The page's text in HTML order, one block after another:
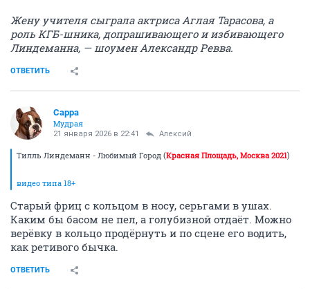
Жену учителя сыграла актриса Аглая Тарасова, а
роль КГБ-шника, допрашивающего и избивающего
Линдеманна, — шоумен Александр Ревва.
ОТВЕТИТЬ
Сарра
Мудрая
21 января 2026 в 22:41 Алексий
Тилль Линдеманн - Любимый Город (Красная Площадь, Москва 2021)
видео типа 18+
Старый фриц с кольцом в носу, серьгами в ушах.
Каким бы басом не пел, а голубизной отдаёт. Можно
верёвку в кольцо продёрнуть и по сцене его водить,
как ретивого бычка.
ОТВЕТИТЬ